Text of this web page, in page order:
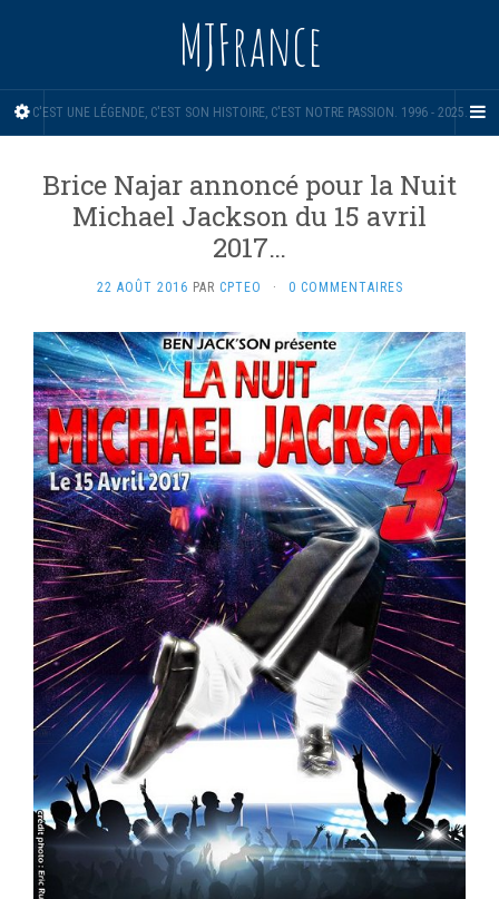
MJFrance
C'EST UNE LÉGENDE, C'EST SON HISTOIRE, C'EST NOTRE PASSION. 1996 - 2025.
Brice Najar annoncé pour la Nuit
Michael Jackson du 15 avril
2017…
22 AOÛT 2016 PAR CPTEO · 0 COMMENTAIRES